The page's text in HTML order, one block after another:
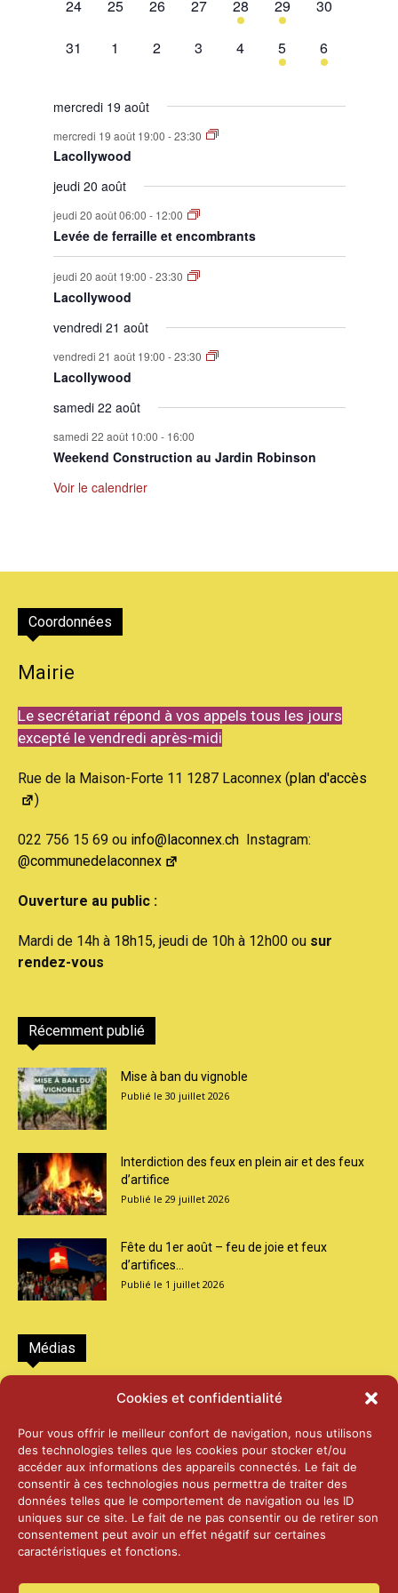
Cookies et confidentialité
Pour vous offrir le meilleur confort de navigation, nous utilisons
des technologies telles que les cookies pour stocker et/ou
accéder aux informations des appareils connectés. Le fait de
consentir à ces technologies nous permettra de traiter des
données telles que le comportement de navigation ou les ID
uniques sur ce site. Le fait de ne pas consentir ou de retirer son
consentement peut avoir un effet négatif sur certaines
caractéristiques et fonctions.
0
24
0
25
0
26
0
évènement,
27
1
évènement,
28
1
évènement,
29
0
30
0
31
0
1
0
2
0
3
0
évènement,
4
1
évènement,
5
1
évènement,
6
mercredi 19 août
mercredi 19 août 19:00 -23:30
Lacollywood
jeudi 20 août
jeudi 20 août 06:00 - 12:00
Levée de ferraille et encombrants
jeudi 20 août 19:00 -23:30
Lacollywood
vendredi 21 août
vendredi 21 août 19:00 -23:30
Lacollywood
samedi 22 août
samedi 22 août 10:00 - 16:00
Weekend Construction au Jardin Robinson
Voir le calendrier
Coordonnées
Mairie
Le secrétariat répond à vos appels tous les jours
excepté le vendredi après-midi
Rue de la Maison-Forte 11 1287 Laconnex (plan d'accès
)
022 756 15 69 ou info@laconnex.ch Instagram:
@communedelaconnex
Ouverture au public :
Mardi de 14h à 18h15, jeudi de 10h à 12h00 ou sur
rendez-vous
Récemment publié
Mise à ban du vignoble
30 juillet 2026
Interdiction des feux en plein air et des feux
d’artifice
29 juillet 2026
Fête du 1er août – feu de joie et feux
d’artifices...
1 juillet 2026
Médias
2026 – Laiterie d’Orsières et Abbaye de St-
25 juin 2026
2025 – Palais Fédéral – Berne
25 juin 2026
14 janvier 2025